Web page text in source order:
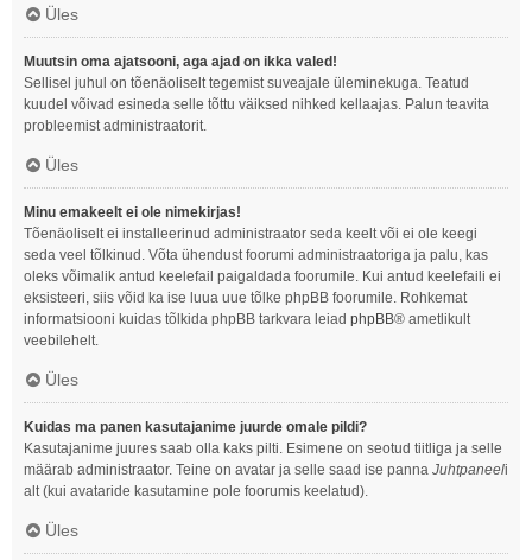
Üles
Muutsin oma ajatsooni, aga ajad on ikka valed!
Sellisel juhul on tõenäoliselt tegemist suveajale üleminekuga. Teatud
kuudel võivad esineda selle tõttu väiksed nihked kellaajas. Palun teavita
probleemist administraatorit.
Üles
Minu emakeelt ei ole nimekirjas!
Tõenäoliselt ei installeerinud administraator seda keelt või ei ole keegi
seda veel tõlkinud. Võta ühendust foorumi administraatoriga ja palu, kas
oleks võimalik antud keelefail paigaldada foorumile. Kui antud keelefaili ei
eksisteeri, siis võid ka ise luua uue tõlke phpBB foorumile. Rohkemat
informatsiooni kuidas tõlkida phpBB tarkvara leiad phpBB® ametlikult
veebilehelt.
Üles
Kuidas ma panen kasutajanime juurde omale pildi?
Kasutajanime juures saab olla kaks pilti. Esimene on seotud tiitliga ja selle
määrab administraator. Teine on avatar ja selle saad ise panna Juhtpaneeli
alt (kui avataride kasutamine pole foorumis keelatud).
Üles